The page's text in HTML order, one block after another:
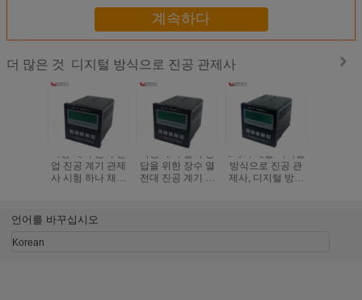
계속하다
더 많은 것 디지털 방식으로 진공 관제사
저항 계기 관의 산
업 진공 계기 관제
사 시험 하나 채널
측정 계기 빨리 응
답을 위한 장수 열
전대 진공 계기 관
1개의 채널 디지털
방식으로 진공 관
제사, 디지털 방식
언어를 바꾸십시오
Korean